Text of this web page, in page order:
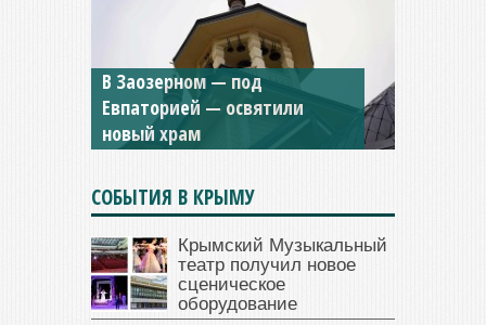
Мужской монастырь Косьмы
и Дамиана в Крыму вновь
открыт для посещения
СОБЫТИЯ В КРЫМУ
Крымский Музыкальный
театр получил новое
сценическое
оборудование